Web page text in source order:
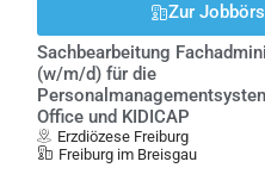
Zur
Sachbearbeitung
(w/m/d) für die
Office und KIDICAP
Erzdiözese Freiburg
Freiburg im Breisgau